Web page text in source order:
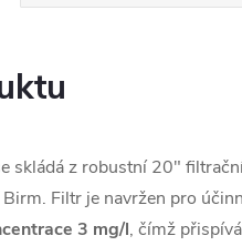
skládá z robustní 20"
Filtr je navržen pro
3 mg/l, čímž